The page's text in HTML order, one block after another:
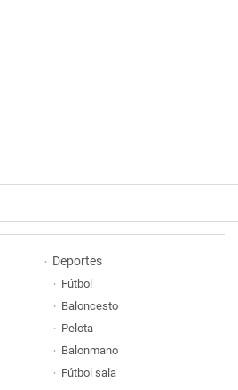
Deportes
Fútbol
Baloncesto
Pelota
Balonmano
Fútbol sala